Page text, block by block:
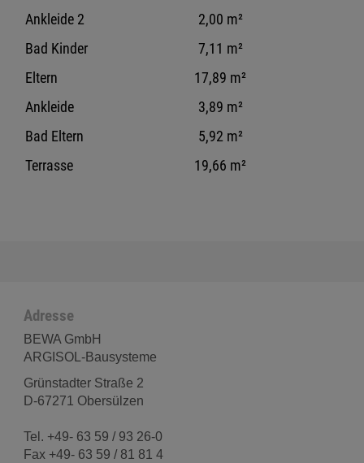
Ankleide 2
2,00 m²
Bad Kinder
7,11 m²
Eltern
17,89 m²
Ankleide
3,89 m²
Bad Eltern
5,92 m²
Terrasse
19,66 m²
Adresse
BEWA GmbH
ARGISOL-Bausysteme
Grünstadter Straße 2
D-67271 Obersülzen
Tel. +49- 63 59 / 93 26-0
Fax +49- 63 59 / 81 81 4